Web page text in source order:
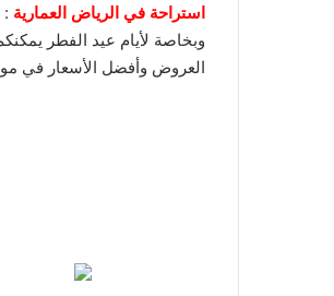
استراحة في الرياض العمارية :
وبخاصة لأيام عيد الفطر
العروض وأفضل الأسعار في